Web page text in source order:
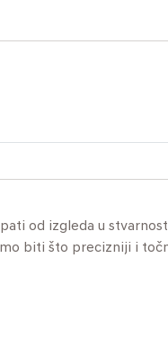
od izgleda u
biti što precizniji i